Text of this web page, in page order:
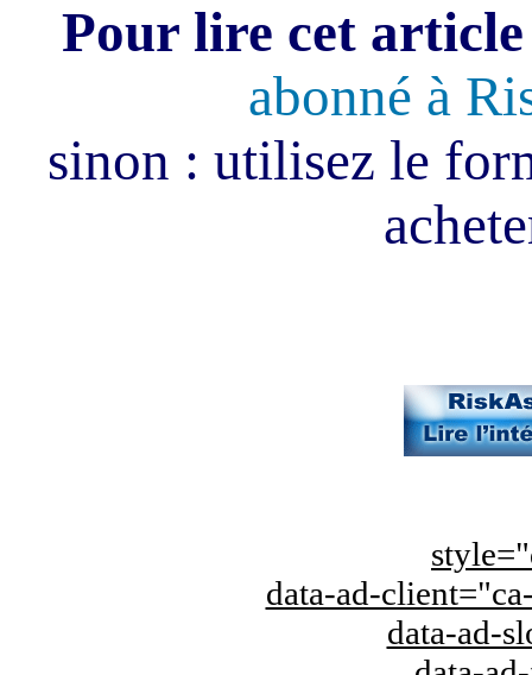
Pour lire cet
abonné à
sinon : utilisez le
data-ad-
data-ad-